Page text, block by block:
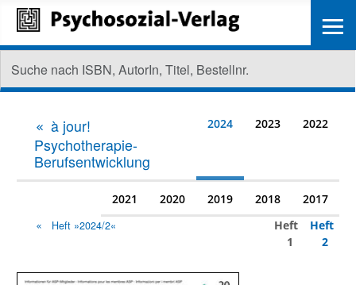
à jour!
Psychotherapie-
Berufsentwicklung
2024 2023 2022
2021 2020 2019 2018 2017
Heft »2024/2«
Heft
1
Heft
2
≡